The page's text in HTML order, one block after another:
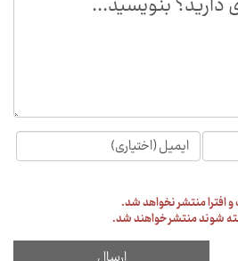
افترا منتشر نخواهد شد.
شوند منتشر خواهند شد.